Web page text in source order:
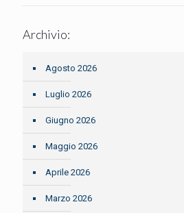
Archivio:
Agosto 2026
Luglio 2026
Giugno 2026
Maggio 2026
Aprile 2026
Marzo 2026